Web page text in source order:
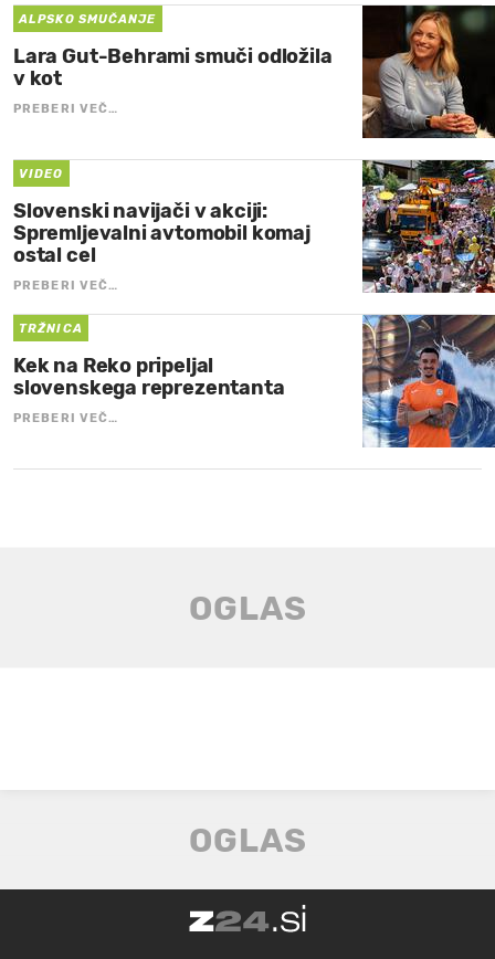
ALPSKO SMUČANJE
Lara Gut-Behrami smuči odložila
v kot
PREBERI VEČ…
VIDEO
Slovenski navijači v akciji:
Spremljevalni avtomobil komaj
ostal cel
PREBERI VEČ…
TRŽNICA
Kek na Reko pripeljal
slovenskega reprezentanta
PREBERI VEČ…